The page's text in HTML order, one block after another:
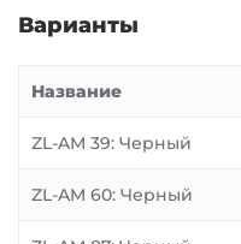
Варианты
Название
ZL-AM 39: Черный
ZL-AM 60: Черный